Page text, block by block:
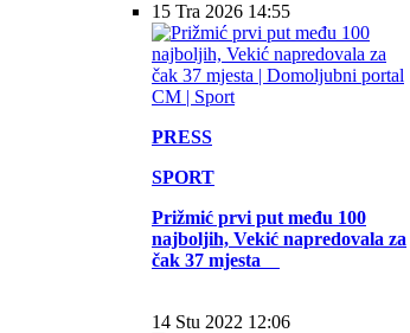
15 Tra 2026 14:55
PRESS
SPORT
Prižmić prvi put među 100
najboljih, Vekić napredovala za
čak 37 mjesta
14 Stu 2022 12:06